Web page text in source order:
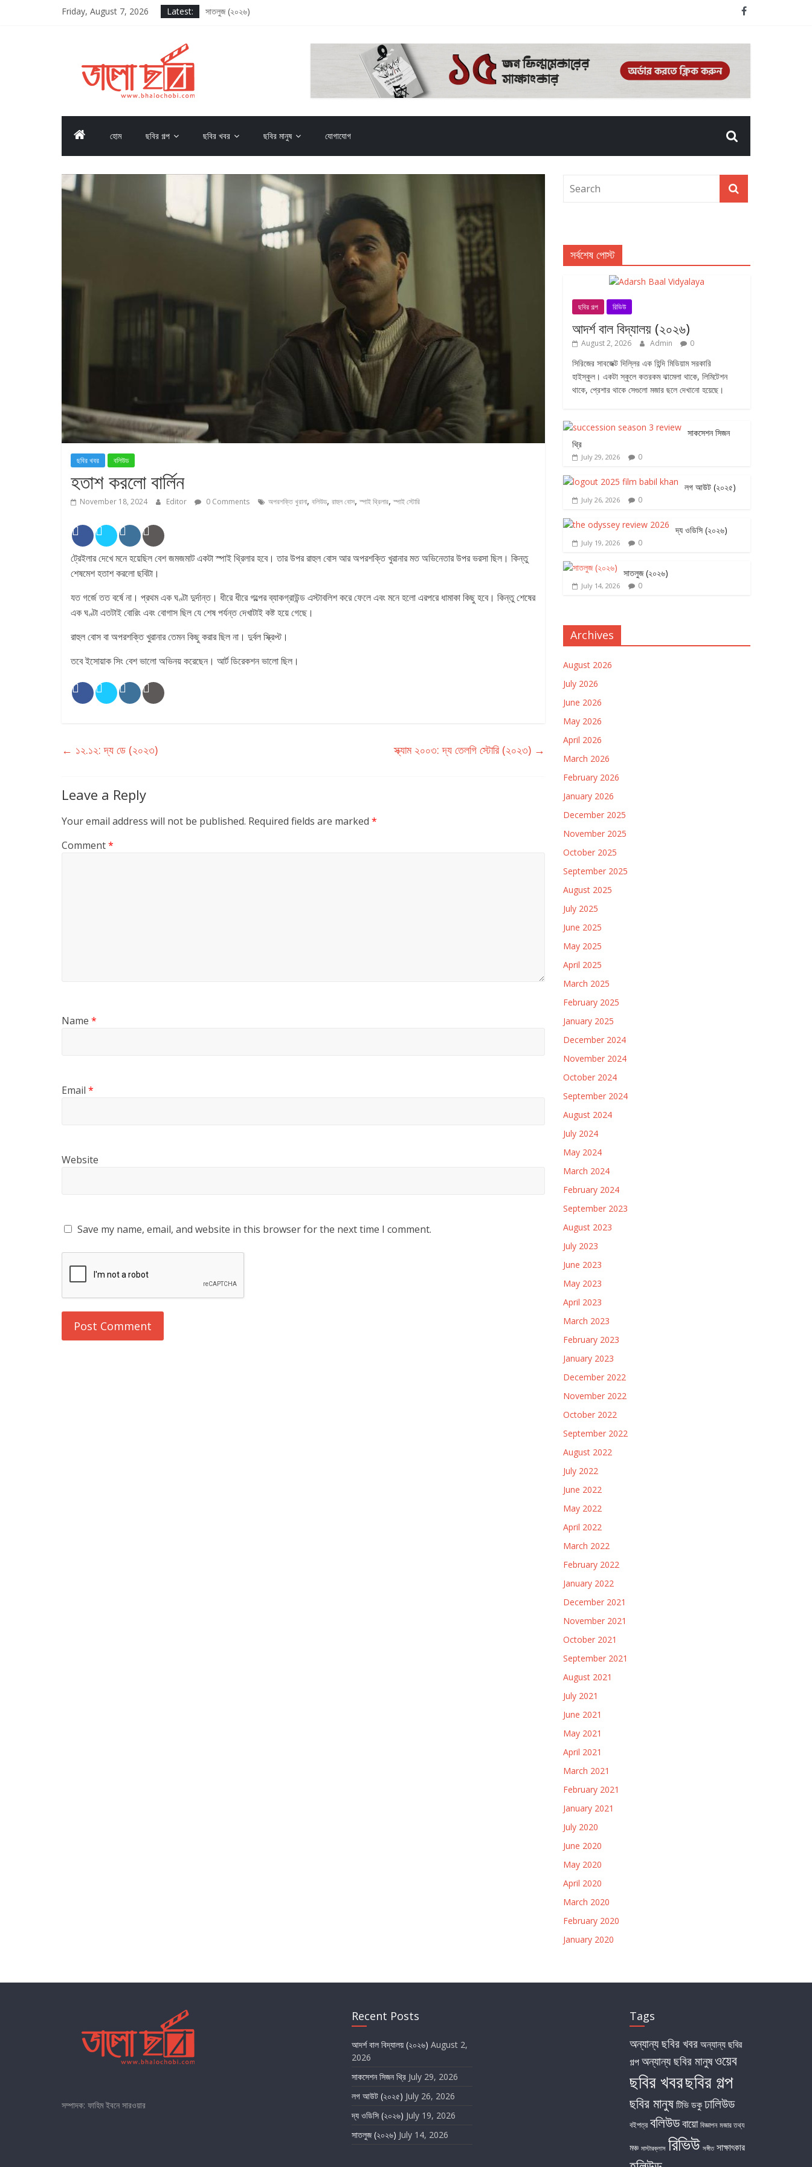
Friday, August 7, 2026 Latest:
সাতলুজ (২০২৬)
হোম ছবির গল্প ছবির খবর ছবির মানুষ যোগাযোগ
ছবির খবর বলিউড
হতাশ করলো বার্লিন
November 18, 2024 Editor 0 Comments অপরশক্তি খুরানা, বলিউড, রাহুল বোস,স্পাই থ্রিলার,স্পাই স্টোরি
ট্রেইলার দেখে মনে হয়েছিল বেশ জমজমাট একটা স্পাই থ্রিলার হবে। তার উপর রাহুল বোস আর অপরশক্তি খুরানার মত অভিনেতার উপর ভরসা ছিল। কিন্তু
শেষমেশ হতাশ করলো ছবিটা।
যত গর্জে তত বর্ষে না। প্রথম এক ঘণ্টা দুর্দান্ত। ধীরে ধীরে গল্পের ব্যাকগ্রাউন্ড এস্টাবলিশ করে ফেলে এবং মনে হলো এরপরে ধামাকা কিছু হবে। কিন্তু শেষের
এক ঘণ্টা এতটাই বোরিং এবং বোগাস ছিল যে শেষ পর্যন্ত দেখাটাই কষ্ট হয়ে গেছে।
রাহুল বোস বা অপরশক্তি খুরানার তেমন কিছু করার ছিল না। দুর্বল স্ক্রিপ্ট।
তবে ইসোয়াক সিং বেশ ভালো অভিনয় করেছেন। আর্ট ডিরেকশন ভালো ছিল।
← ১২.১২: দ্য ডে (২০২৩) স্ক্যাম ২০০৩: দ্য তেলগি স্টোরি (২০২৩) →
Leave a Reply
Your email address will not be published. Required fields are marked *
Comment*
Name *
Email *
Website
Save my name, email, and website in this browser for the next time I comment.
সর্বশেষ পোস্ট
ছবির গল্প রিভিউ
আদর্শ বাল বিদ্যালয় (২০২৬)
August 2, 2026 Admin 0
সিরিজের সাবজেক্ট দিল্লির এক হিন্দি মিডিয়াম সরকারি
হাইস্কুল। একটা স্কুলে কতরকম ঝামেলা থাকে, লিমিটেশন
থাকে, প্রেশার থাকে সেগুলো মজার ছলে দেখানো হয়েছে।
সাকসেশন সিজন
থ্রি
July 29, 2026 0
লগ আউট (২০২৫)
July 26, 2026 0
দ্য ওডিসি (২০২৬)
July 19, 2026 0
সাতলুজ (২০২৬)
July 14, 2026 0
Archives
August 2026
July 2026
June 2026
May 2026
April 2026
March 2026
February 2026
January 2026
December 2025
November 2025
October 2025
September 2025
August 2025
July 2025
June 2025
May 2025
April 2025
March 2025
February 2025
January 2025
December 2024
November 2024
October 2024
September 2024
August 2024
July 2024
May 2024
March 2024
February 2024
September 2023
August 2023
July 2023
June 2023
May 2023
April 2023
March 2023
February 2023
January 2023
December 2022
November 2022
October 2022
September 2022
August 2022
July 2022
June 2022
May 2022
April 2022
March 2022
February 2022
January 2022
December 2021
November 2021
October 2021
September 2021
August 2021
July 2021
June 2021
May 2021
April 2021
March 2021
February 2021
January 2021
July 2020
June 2020
May 2020
April 2020
March 2020
February 2020
January 2020
সম্পাদক: ফাহিম ইবনে সারওয়ার
Recent Posts
আদর্শ বাল বিদ্যালয় (২০২৬) August 2,
2026
সাকসেশন সিজন থ্রি July 29, 2026
লগ আউট (২০২৫) July 26, 2026
দ্য ওডিসি (২০২৬) July 19, 2026
সাতলুজ (২০২৬) July 14, 2026
Tags
অন্যান্য ছবির খবরঅন্যান্য ছবির
গল্পঅন্যান্য ছবির মানুষওয়েব
ছবির খবরছবির গল্প
ছবির মানুষটিভিডকুঢালিউড
বইপত্র বলিউডবায়ো বিজ্ঞাপন মজার তথ্য
মঞ্চ মাস্টারক্লাস রিভিউ সঙ্গীত সাক্ষাৎকার